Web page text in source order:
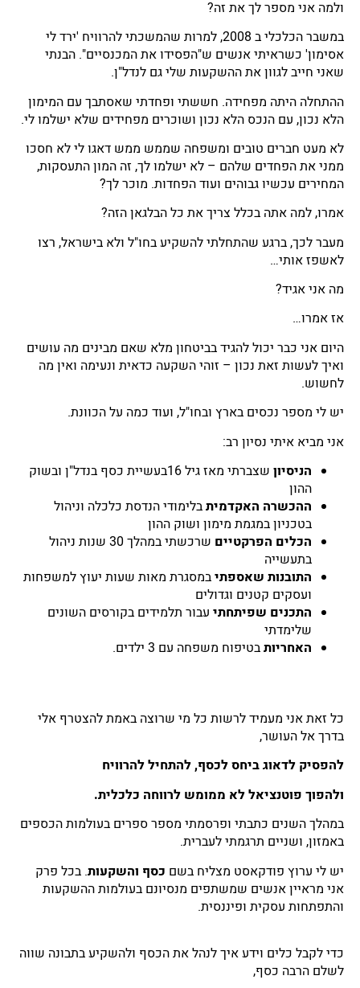
ולמה אני מספר לך את זה?
במשבר הכלכלי ב 2008, למרות שהמשכתי להרוויח 'ירד לי
אסימון' כשראיתי אנשים ש"הפסידו את המכנסיים". הבנתי
שאני חייב לגוון את ההשקעות שלי גם לנדל"ן.
ההתחלה היתה מפחידה. חששתי ופחדתי שאסתבך עם המימון
הלא נכון, עם הנכס הלא נכון ושוכרים מפחידים שלא ישלמו לי.
לא מעט חברים טובים ומשפחה שממש ממש דאגו לי לא חסכו
ממני את הפחדים שלהם – לא ישלמו לך, זה המון התעסקות,
המחירים עכשיו גבוהים ועוד הפחדות. מוכר לך?
אמרו, למה אתה בכלל צריך את כל הבלגאן הזה?
מעבר לכך, ברגע שהתחלתי להשקיע בחו"ל ולא בישראל, רצו
לאשפז אותי…
מה אני אגיד?
אז אמרו…
היום אני כבר יכול להגיד בביטחון מלא שאם מבינים מה עושים
ואיך לעשות זאת נכון – זוהי השקעה כדאית ונעימה ואין מה
לחשוש.
יש לי מספר נכסים בארץ ובחו"ל, ועוד כמה על הכוונת.
אני מביא איתי נסיון רב:
הניסיון
שצברתי מאז גיל 16בעשיית כסף בנדל"ן ובשוק
ההון
ההכשרה האקדמיתבלימודי הנדסת כלכלה וניהול
בטכניון במגמת מימון ושוק ההון
הכלים הפרקטיים
שרכשתי במהלך 30 שנות ניהול
בתעשייה
התובנות שאספתיבמסגרת מאות שעות יעוץ למשפחות
ועסקים קטנים וגדולים
התכנים שפיתחתי עבור תלמידים בקורסים השונים
שלימדתי
האחריותבטיפוח משפחה עם 3 ילדים.
כל זאת אני מעמיד לרשות כל מי שרוצה באמת להצטרף אלי
בדרך אל העושר,
להפסיק לדאוג ביחס לכסף, להתחיל להרוויח
ולהפוך פוטנציאל לא ממומש לרווחה כלכלית.
במהלך השנים כתבתי ופרסמתי מספר ספרים בעולמות הכספים
באמזון, ושניים תרגמתי לעברית.
יש לי ערוץ פודקאסט מצליח בשם כסף והשקעות. בכל פרק
אני מראיין אנשים שמשתפים מנסיונם בעולמות ההשקעות
והתפתחות עסקית ופיננסית.
כדי לקבל כלים וידע איך לנהל את הכסף ולהשקיע בתבונה שווה
לשלם הרבה כסף,